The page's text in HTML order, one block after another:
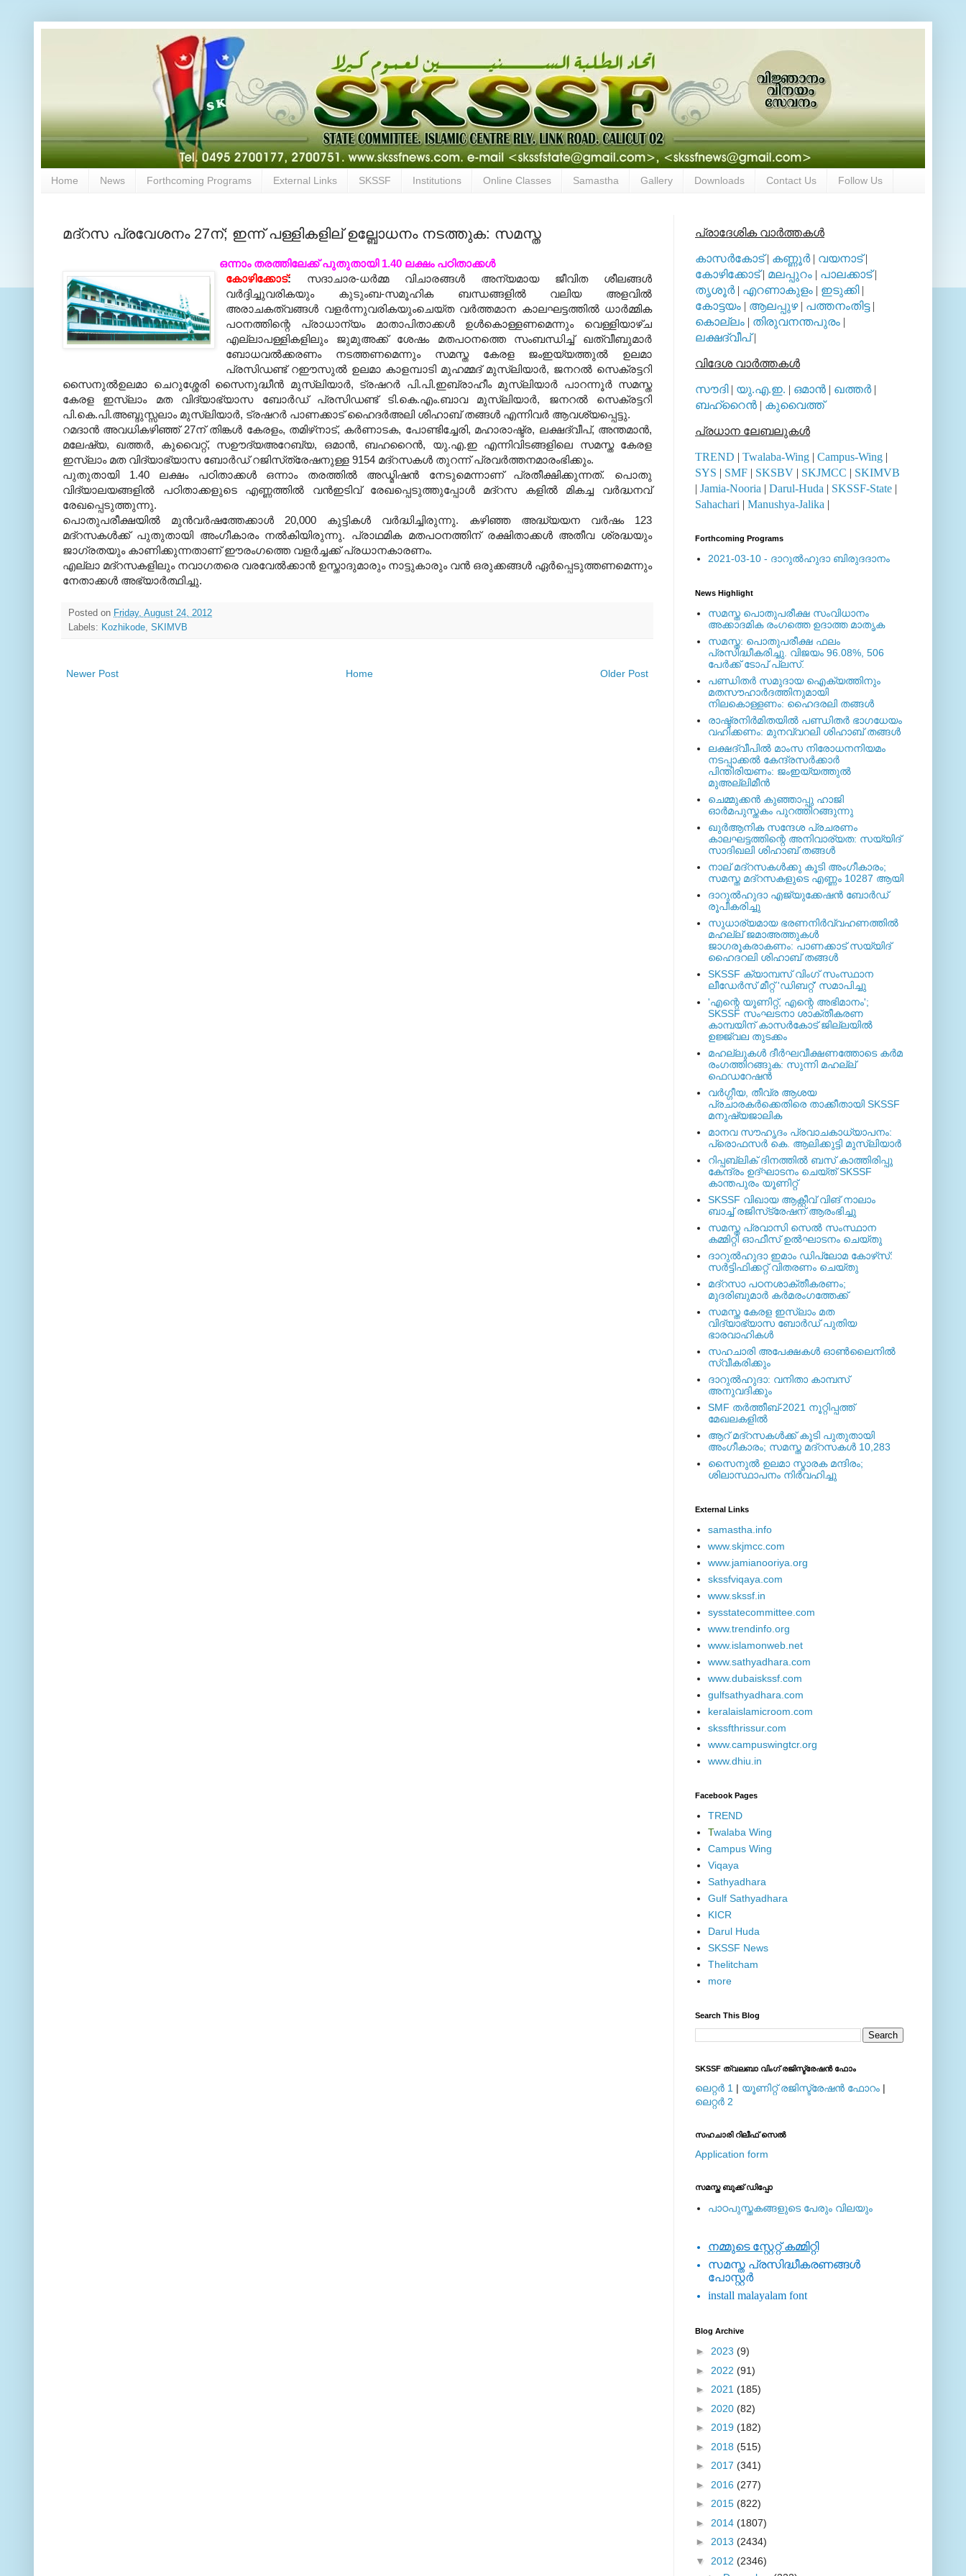
Home News Forthcoming Programs External Links SKSSF Institutions Online Classes Samastha Gallery Downloads Contact Us Follow Us
മദ്റസ പ്രവേശനം 27ന്; ഇന്ന് പള്ളികളില് ഉല്ബോധനം നടത്തുക: സമസ്ത
ഒന്നാം തരത്തിലേക്ക് പുതുതായി 1.40 ലക്ഷം പഠിതാക്കള്‍
കോഴിക്കോട്: സദാചാര-ധര്‍മ്മ വിചാരങ്ങള്‍ അന്യമായ ജീവിത ശീലങ്ങള്‍
വര്‍ദ്ദിച്ചുവരികയും കുടുംബ-സമൂഹിക ബന്ധങ്ങളില്‍ വലിയ അളവില്‍
അരാചകത്വങ്ങള്‍ വളര്‍ന്നുവരികയുംചെയ്ത വര്‍ത്തമാന കാലഘട്ടത്തില്‍ ധാര്‍മ്മിക
പഠനത്തിന്റെ പ്രാധാന്യം മാതാപിതാക്കള്‍ ഉള്‍കൊള്ളണമെന്നും വെള്ളിയാഴ്ച
എല്ലാപള്ളികളിലും ജുമുഅക്ക് ശേഷം മതപഠനത്തെ സംബന്ധിച്ച് ഖത്വീബുമാര്‍
ബോധവല്‍ക്കരണം നടത്തണമെന്നും സമസ്ത കേരള ജംഇയ്യത്തുല്‍ ഉലമാ
പ്രസിഡണ്ട് റഈസുല്‍ ഉലമാ കാളമ്പാടി മുഹമ്മദ് മുസ്‌ലിയാര്‍, ജനറല്‍ സെക്രട്ടറി
സൈനുല്‍ഉലമാ ചെറുശ്ശേരി സൈനുദ്ധീന്‍ മുസ്‌ലിയാര്‍, ട്രഷറര്‍ പി.പി.ഇബ്രാഹീം മുസ്‌ലിയാര്‍ പാറന്നൂര്‍ സമസ്ത
കേരള ഇസ്‌ലാം മത വിദ്യാഭ്യാസ ബോര്‍ഡ് പ്രസിഡണ്ട് ടി.കെ.എം.ബാവ മുസ്‌ലിയാര്‍, ജനറല്‍ സെക്രട്ടറി
പി.കെ.പി.അബ്ദുസ്സലാം മുസ്‌ലിയാര്‍, ട്രഷറര്‍ പാണക്കാട് ഹൈദര്‍അലി ശിഹാബ് തങ്ങള്‍ എന്നിവര്‍ ആവശ്യപ്പെട്ടു.
റമദാന്‍ അവധികഴിഞ്ഞ് 27ന് തിങ്കള്‍ കേരളം, തമിഴ്‌നാട്, കര്‍ണാടക, പോണ്ടിച്ചേരി, മഹാരാഷ്ട്ര, ലക്ഷദ്വീപ്, അന്തമാന്‍,
മലേഷ്യ, ഖത്തര്‍, കുവൈറ്റ്, സഊദ്യഅറേബ്യ, ഒമാന്‍, ബഹറൈന്‍, യു.എ.ഇ എന്നിവിടങ്ങളിലെ സമസ്ത കേരള
ഇസ്‌ലാം മത വിദ്യാഭ്യാസ ബോര്‍ഡ് റജിസ്‌ത്രേഷനുള്ള 9154 മദ്‌റസകള്‍ തുറന്ന് പ്രവര്‍ത്തനമാരംഭിക്കും.
പുതുതായി 1.40 ലക്ഷം പഠിതാക്കള്‍ ഒന്നാം തരത്തില്‍ അഡ്മിഷന്‍ നേടുമെന്നാണ് പ്രതീക്ഷിക്കുന്നത്. പൊതു
വിദ്യാലയങ്ങളില്‍ പഠിതാക്കളുടെ എണ്ണത്തില്‍ വന്‍ഇടിവ് രേഖപ്പെടുത്തുപ്പോള്‍ മദ്‌റസ കളില്‍ മികച്ച വര്‍ദ്ധനവ്
രേഖപ്പെടുത്തുന്നു.
പൊതുപരീക്ഷയില്‍ മുന്‍വര്‍ഷത്തേക്കാള്‍ 20,000 കുട്ടികള്‍ വര്‍ദ്ധിച്ചിരുന്നു. കഴിഞ്ഞ അദ്ധ്യയന വര്‍ഷം 123
മദ്‌റസകള്‍ക്ക് പുതുതായി അംഗീകാരം നല്‍കിയിരുന്നു. പ്രാഥമിക മതപഠനത്തിന് രക്ഷിതാക്കള്‍ അതീവ ശ്രദ്ധയും
ജാഗ്രതയും കാണിക്കുന്നതാണ് ഈരംഗത്തെ വളര്‍ച്ചക്ക് പ്രധാനകാരണം.
എല്ലാ മദ്‌റസകളിലും നവാഗതരെ വരവേല്‍ക്കാന്‍ ഉസ്താദുമാരും നാട്ടുകാരും വന്‍ ഒരുക്കങ്ങള്‍ ഏര്‍പ്പെടുത്തണമെന്നും
നേതാക്കള്‍ അഭ്യാര്‍ത്ഥിച്ചു.
Posted on Friday, August 24, 2012
Labels: Kozhikode SKIMVB
Newer Post Older Post
Home
പ്രാദേശിക വാര്‍ത്തകള്‍
കാസര്‍കോട്| കണ്ണൂര്‍| വയനാട്|
കോഴിക്കോട്| മലപ്പുറം | പാലക്കാട്|
തൃശൂര്‍| എറണാകുളം | ഇടുക്കി|
കോട്ടയം | ആലപ്പുഴ| പത്തനംതിട്ട|
കൊല്ലം | തിരുവനന്തപുരം |
ലക്ഷദ്വീപ്|
വിദേശ വാര്‍ത്തകള്‍
സൗദി| യു.എ.ഇ. | ഒമാന്‍ | ഖത്തര്‍|
ബഹ്റൈന്‍ | കുവൈത്ത്
പ്രധാന ലേബലുകള്‍
TREND | Twalaba-Wing | Campus-Wing |
SYS | SMF | SKSBV | SKJMCC | SKIMVB
| Jamia-Nooria | Darul-Huda | SKSSF-State |
Sahachari | Manushya-Jalika |
Forthcoming Programs
2021-03-10 - ദാറുല്‍ഹുദാ ബിരുദദാനം
News Highlight
സമസ്ത പൊതുപരീക്ഷ സംവിധാനം
അക്കാദമിക രംഗത്തെ ഉദാത്ത മാതൃക
സമസ്ത: പൊതുപരീക്ഷ ഫലം
പ്രസിദ്ധീകരിച്ചു. വിജയം 96.08%, 506
പേര്‍ക്ക് ടോപ് പ്ലസ്.
പണ്ഡിതര്‍ സമുദായ ഐക്യത്തിനും
മതസൗഹാര്‍ദത്തിനുമായി
നിലകൊള്ളണം: ഹൈദരലി തങ്ങള്‍
രാഷ്ട്രനിര്‍മിതയില്‍ പണ്ഡിതര്‍ ഭാഗധേയം
വഹിക്കണം: മുനവ്വറലി ശിഹാബ് തങ്ങള്‍
ലക്ഷദ്വീപില്‍ മാംസ നിരോധനനിയമം
നടപ്പാക്കല്‍ കേന്ദ്രസര്‍ക്കാര്‍
പിന്തിരിയണം: ജംഇയ്യത്തുല്‍
മുഅല്ലിമീന്‍
ചെമ്മുക്കന്‍ കുഞ്ഞാപ്പു ഹാജി
ഓര്‍മപുസ്തകം പുറത്തിറങ്ങുന്നു
ഖുര്‍ആനിക സന്ദേശ പ്രചരണം
കാലഘട്ടത്തിന്റെ അനിവാര്യത: സയ്യിദ്
സാദിഖലി ശിഹാബ് തങ്ങള്‍
നാല് മദ്‌റസകള്‍ക്കു കൂടി അംഗീകാരം;
സമസ്ത മദ്‌റസകളുടെ എണ്ണം 10287 ആയി
ദാറുല്‍ഹുദാ എജ്യുക്കേഷന്‍ ബോര്‍ഡ്
രൂപീകരിച്ചു
സുധാര്യമായ ഭരണനിര്‍വ്വഹണത്തില്‍
മഹല്ല് ജമാഅത്തുകള്‍
ജാഗരൂകരാകണം: പാണക്കാട് സയ്യിദ്
ഹൈദറലി ശിഹാബ് തങ്ങള്‍
SKSSF ക്യാമ്പസ് വിംഗ് സംസ്ഥാന
ലീഡേർസ് മീറ്റ് 'ഡിബറ്റ്' സമാപിച്ചു
'എന്റെ യൂണിറ്റ്, എന്റെ അഭിമാനം';
SKSSF സംഘടനാ ശാക്തീകരണ
കാമ്പയിന് കാസര്‍കോട് ജില്ലയില്‍
ഉജ്ജ്വല തുടക്കം
മഹല്ലുകള്‍ ദീര്‍ഘവീക്ഷണത്തോടെ കര്‍മ
രംഗത്തിറങ്ങുക: സുന്നി മഹല്ല്
ഫെഡറേഷന്‍
വര്‍ഗ്ഗീയ, തീവ്ര ആശയ
പ്രചാരകര്‍ക്കെതിരെ താക്കീതായി SKSSF
മനുഷ്യജാലിക
മാനവ സൗഹൃദം പ്രവാചകാധ്യാപനം:
പ്രൊഫസർ കെ. ആലിക്കുട്ടി മുസ്ലിയാർ
റിപ്പബ്ലിക് ദിനത്തില്‍ ബസ് കാത്തിരിപ്പു
കേന്ദ്രം ഉദ്ഘാടനം ചെയ്ത്‌ SKSSF
കാന്തപുരം യൂണിറ്റ്
SKSSF വിഖായ ആക്റ്റീവ് വിങ് നാലാം
ബാച്ച് രജിസ്‌ട്രേഷന് ആരംഭിച്ചു
സമസ്ത പ്രവാസി സെല്‍ സംസ്ഥാന
കമ്മിറ്റി ഓഫീസ് ഉല്‍ഘാടനം ചെയ്തു
ദാറുല്‍ഹുദാ ഇമാം ഡിപ്ലോമ കോഴ്‌സ്:
സര്‍ട്ടിഫിക്കറ്റ് വിതരണം ചെയ്തു
മദ്‌റസാ പഠനശാക്തീകരണം;
മുദരിബുമാര്‍ കര്‍മരംഗത്തേക്ക്
സമസ്ത കേരള ഇസ്ലാം മത
വിദ്യാഭ്യാസ ബോര്‍ഡ് പുതിയ
ഭാരവാഹികള്‍
സഹചാരി അപേക്ഷകൾ ഓൺലൈനിൽ
സ്വീകരിക്കും
ദാറുല്‍ഹുദാ: വനിതാ കാമ്പസ്
അനുവദിക്കും
SMF തര്‍ത്തീബ്-2021 നൂറ്റിപ്പത്ത്
മേഖലകളില്‍
ആറ് മദ്റസകള്‍ക്ക് കൂടി പുതുതായി
അംഗീകാരം; സമസ്ത മദ്റസകള്‍ 10,283
സൈനുല്‍ ഉലമാ സ്മാരക മന്ദിരം;
ശിലാസ്ഥാപനം നിര്‍വഹിച്ചു
External ‎Links
samastha.info
www.skjmcc.com
www.jamianooriya.org
skssfviqaya.com
www.skssf.in
sysstatecommittee.com
www.trendinfo.org
www.islamonweb.net
www.sathyadhara.com
www.dubaiskssf.com
gulfsathyadhara.com
keralaislamicroom.com
skssfthrissur.com
www.campuswingtcr.org
www.dhiu.in
Facebook Pages
TREND
Twalaba Wing
Campus Wing
Viqaya
Sathyadhara
Gulf Sathyadhara
KICR
Darul Huda
SKSSF News
Thelitcham
more
Search This Blog
SKSSF ത്വലബാ വിംഗ് രജിസ്ട്രേഷന്‍ ഫോം
ലെറ്റര്‍ 1 | യൂണിറ്റ് രജിസ്ട്രേഷന്‍ ഫോറം |
ലെറ്റര്‍ 2
സഹചാരി റിലീഫ് സെല്‍
Application form
സമസ്ത ബുക്ക് ഡിപ്പോ
പാഠപുസ്തകങ്ങളുടെ പേരും വിലയും
നമ്മുടെ സ്റ്റേറ്റ് കമ്മിറ്റി
സമസ്ത പ്രസിദ്ധീകരണങ്ങള്‍
പോസ്റ്റര്‍
install malayalam font
Blog Archive
► 2023 (9)
► 2022 (91)
► 2021 (185)
► 2020 (82)
► 2019 (182)
► 2018 (515)
► 2017 (341)
► 2016 (277)
► 2015 (822)
► 2014 (1807)
► 2013 (2434)
▼ 2012 (2346)